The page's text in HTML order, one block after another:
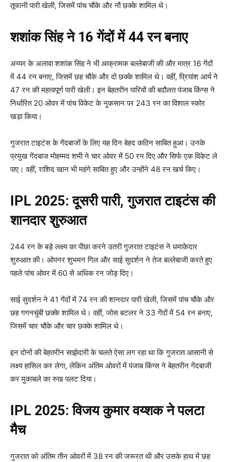
तूफानी पारी खेली, जिसमें पांच चौके और नौ छक्के शामिल थे।
शशांक सिंह ने 16 गेंदों में 44 रन बनाए
अय्यर के अलावा शशांक सिंह ने भी आक्रामक बल्लेबाजी की और मात्र 16 गेंदों
में 44 रन बनाए, जिसमें छह चौके और दो छक्के शामिल थे। वहीं, प्रियांश आर्य ने
47 रन की महत्वपूर्ण पारी खेली। इन बेहतरीन पारियों की बदौलत पंजाब किंग्स ने
निर्धारित 20 ओवर में पांच विकेट के नुकसान पर 243 रन का विशाल स्कोर
खड़ा किया।
गुजरात टाइटंस के गेंदबाजों के लिए यह दिन बेहद कठिन साबित हुआ। उनके
प्रमुख गेंदबाज मोहम्मद शमी ने चार ओवर में 50 रन दिए और सिर्फ एक विकेट ले
पाए। वहीं, राशिद खान भी महंगे साबित हुए और उन्होंने 48 रन खर्च किए।
IPL 2025: दूसरी पारी, गुजरात टाइटंस की
शानदार शुरुआत
244 रन के बड़े लक्ष्य का पीछा करने उतरी गुजरात टाइटंस ने धमाकेदार
शुरुआत की। ओपनर शुभमन गिल और साई सुदर्शन ने तेज बल्लेबाजी करते हुए
पहले पांच ओवर में 60 से अधिक रन जोड़ दिए।
साई सुदर्शन ने 41 गेंदों में 74 रन की शानदार पारी खेली, जिसमें पांच चौके और
छह गगनचुंबी छक्के शामिल थे। वहीं, जोस बटलर ने 33 गेंदों में 54 रन बनाए,
जिसमें चार चौके और चार छक्के शामिल थे।
इन दोनों की बेहतरीन साझेदारी के चलते ऐसा लग रहा था कि गुजरात आसानी से
लक्ष्य हासिल कर लेगा, लेकिन अंतिम ओवरों में पंजाब किंग्स ने बेहतरीन गेंदबाजी
कर मुकाबले का रुख पलट दिया।
IPL 2025: विजय कुमार वय्शक ने पलटा
मैच
गुजरात को अंतिम तीन ओवरों में 38 रन की जरूरत थी और उसके हाथ में छह